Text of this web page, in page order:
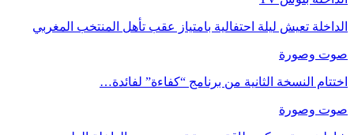
الداخلة تعيش ليلة احتفالية بامتياز عقب تأهل المنتخب المغربي
صوت وصورة
اختتام النسخة الثانية من برنامج “كفاءة” لفائدة…
صوت وصورة